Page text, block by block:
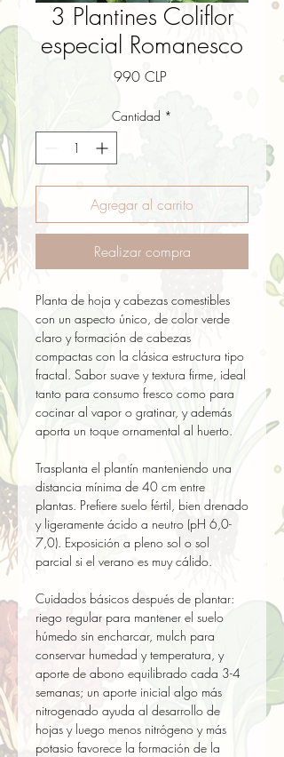
3 Plantines Coliflor
especial Romanesco
990 CLPPrecio
Cantidad *
Agregar al carrito
Realizar compra
Planta de hoja y cabezas comestibles
con un aspecto único, de color verde
claro y formación de cabezas
compactas con la clásica estructura tipo
fractal. Sabor suave y textura firme, ideal
tanto para consumo fresco como para
cocinar al vapor o gratinar, y además
aporta un toque ornamental al huerto.
Trasplanta el plantín manteniendo una
distancia mínima de 40 cm entre
plantas. Prefiere suelo fértil, bien drenado
y ligeramente ácido a neutro (pH 6,0-
7,0). Exposición a pleno sol o sol
parcial si el verano es muy cálido.
Cuidados básicos después de plantar:
riego regular para mantener el suelo
húmedo sin encharcar, mulch para
conservar humedad y temperatura, y
aporte de abono equilibrado cada 3-4
semanas; un aporte inicial algo más
nitrogenado ayuda al desarrollo de
hojas y luego menos nitrógeno y más
potasio favorece la formación de la